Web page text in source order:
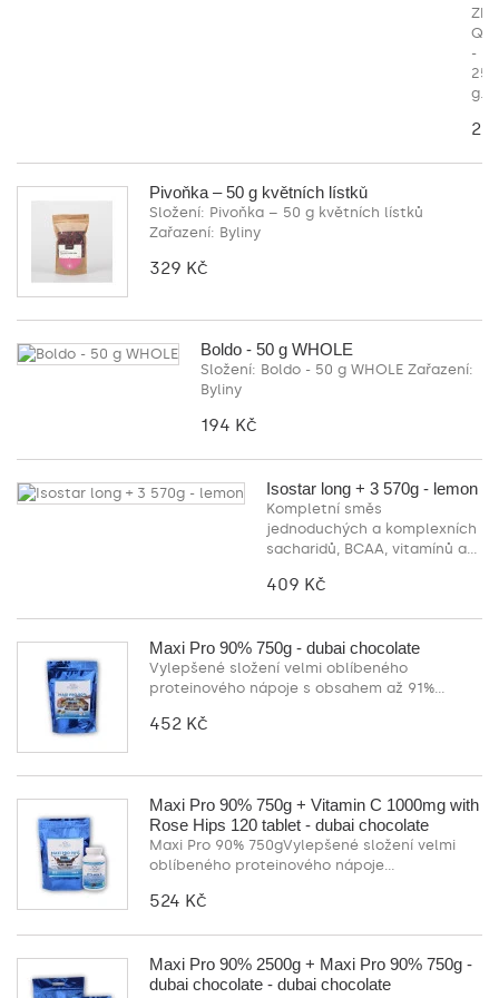
Zhu
-
25
g...
Pivoňka – 50 g květních lístků
Složení: Pivoňka – 50 g květních lístků
Zařazení: Byliny
329 Kč
Boldo - 50 g WHOLE
Složení: Boldo - 50 g WHOLE Zařazení:
Byliny
194 Kč
Isostar long + 3 570g - lemon
Kompletní směs
jednoduchých a komplexních
sacharidů, BCAA, vitamínů a...
409 Kč
Maxi Pro 90% 750g - dubai chocolate
Vylepšené složení velmi oblíbeného
proteinového nápoje s obsahem až 91%...
452 Kč
Maxi Pro 90% 750g + Vitamin C 1000mg with
Rose Hips 120 tablet - dubai chocolate
Maxi Pro 90% 750gVylepšené složení velmi
oblíbeného proteinového nápoje...
524 Kč
Maxi Pro 90% 2500g + Maxi Pro 90% 750g -
dubai chocolate - dubai chocolate